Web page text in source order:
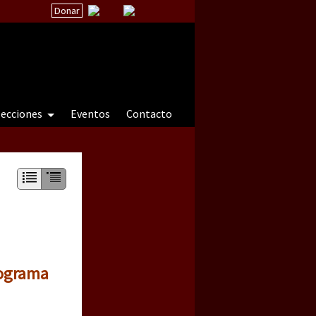
Donar
Eventos
Contacto